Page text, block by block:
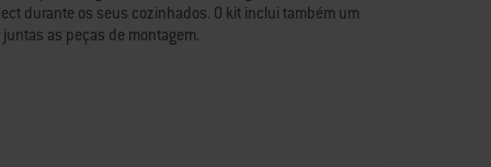
durante os seus cozinhados. O kit inclui também um
as peças de montagem.
em grelhadores a carvão, a gás e defumadores